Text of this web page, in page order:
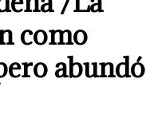
como
abundó